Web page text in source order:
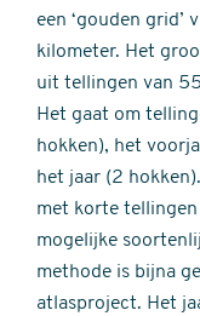
een ‘gouden grid’
kilometer. Het
uit tellingen van
Het gaat om
hokken), het
het jaar (2
met korte
mogelijke
methode is bijna
atlasproject. Het